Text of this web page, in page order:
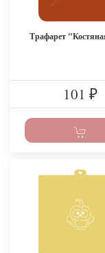
Трафарет
101 ₽